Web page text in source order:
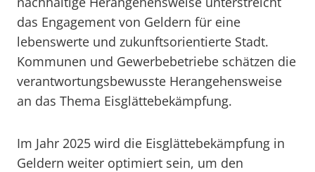
das Engagement von Geldern für eine
lebenswerte und zukunftsorientierte Stadt.
Kommunen und Gewerbebetriebe schätzen die
verantwortungsbewusste Herangehensweise
an das Thema Eisglättebekämpfung.
Im Jahr 2025 wird die Eisglättebekämpfung in
Geldern weiter optimiert sein, um den